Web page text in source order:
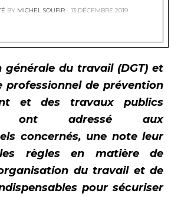
BY MICHEL SOUFIR 13 DÉCEMBRE 2019
générale du travail (DGT) et
professionnel de prévention
et des travaux publics
ont adressé aux
concernés, une note leur
règles en matière de
du travail et de
pour sécuriser